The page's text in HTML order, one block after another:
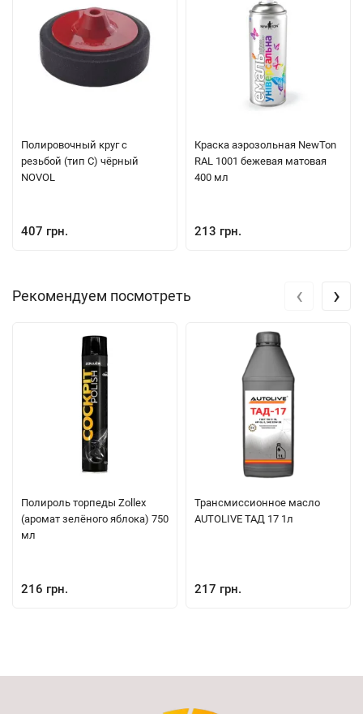
участки тела, глаз. Может вызывать раздражение кожи. При
ухудшении самочувствия во время использования продукта
немедленно обратитесь к врачу. Не вдыхать. Беречь от детей!
Срок годности: 5 лет со дня изготовления. Дата изготовления:
см. на упаковке.
Полировочный круг с
резьбой (тип C) чёрный
NOVOL
407 грн.
Краска аэрозольная NewTon
RAL 1001 бежевая матовая
400 мл
213 грн.
Рекомендуем посмотреть
Полироль торпеды Zollex
(аромат зелёного яблока) 750
мл
216 грн.
Трансмиссионное масло
AUTOLIVE ТАД 17 1л
217 грн.
‹ ›